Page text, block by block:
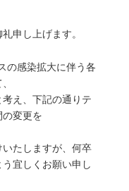
申し上げます。
の感染拡大に伴う各
え、下記の通りテ
の変更を
たしますが、何卒
宜しくお願い申し